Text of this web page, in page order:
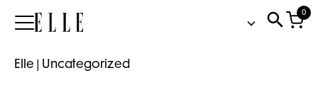
Elle
0
Elle Uncategorized